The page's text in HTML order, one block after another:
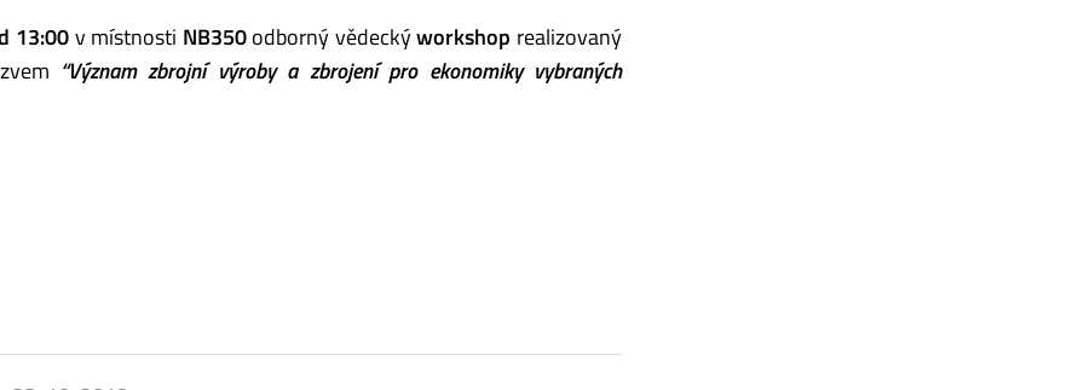
13:00v místnosti NB350odborný vědeckýworkshop realizovaný
“Význam zbrojní výroby a zbrojení pro ekonomiky vybraných